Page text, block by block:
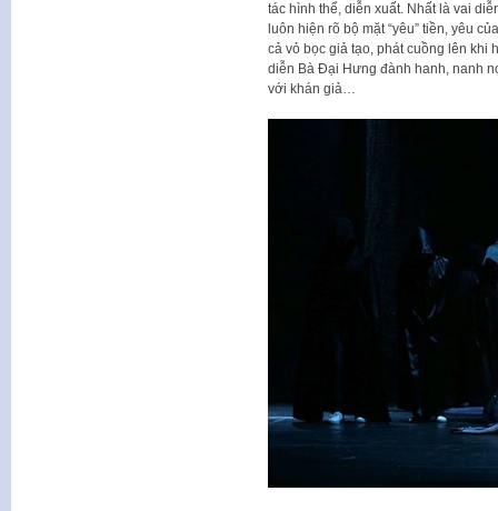
tác hình thể, diễn xuất. Nhất là vai
luôn hiện rõ bộ mặt “yêu” tiền, yêu
cả vỏ bọc giả tạo, phát cuồng lên khi
diễn Bà Đại Hưng đành hanh, nanh
với khán giả…